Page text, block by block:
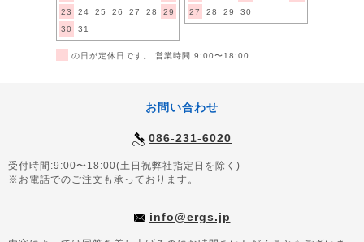
23
24 25 26 27 28
29
30
31
27
28 29 30
の日が定休日です。 営業時間 9:00〜18:00
お問い合わせ
086-231-6020
受付時間:9:00〜18:00(土日祝弊社指定日を除く)
※お電話でのご注文も承っております。
info@ergs.jp